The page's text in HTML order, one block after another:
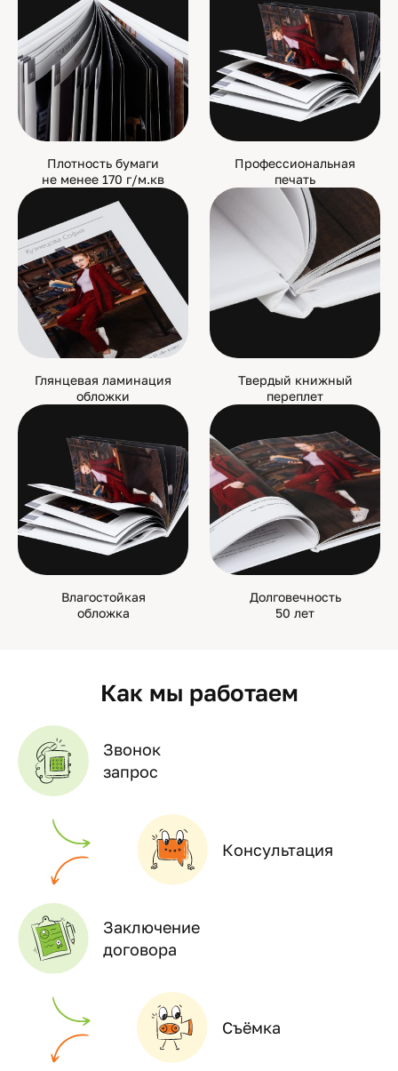
Плотность бумаги
не менее 170 г/м.кв
Профессиональная
печать
Глянцевая ламинация
обложки
Твердый книжный
переплет
Влагостойкая
обложка
Долговечность
50 лет
Как мы работаем
Звонок
запрос
Консультация
Заключение
договора
Съёмка